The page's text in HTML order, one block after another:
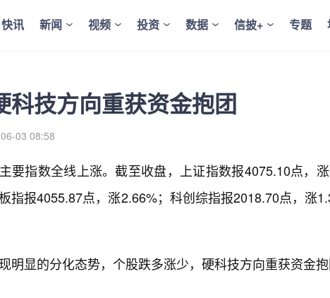
快讯 新闻 视频 投资 数据 信披+ 专题
技方向重获资金抱团
03 08:58
要指数全线上涨。截至收盘，上证指数报4075.10点，
指报4055.87点，涨2.66%；科创综指报2018.70点，涨
明显的分化态势，个股跌多涨少，硬科技方向重获资金抱